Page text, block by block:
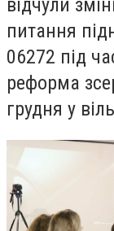
відчули
питання
06272 під
реформа
грудня у